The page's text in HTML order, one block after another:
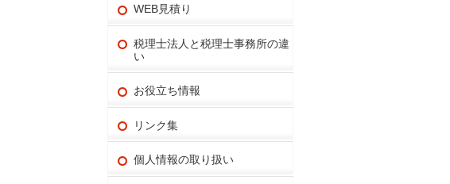
WEB見積り
税理士法人と税理士事務所の違
い
お役立ち情報
リンク集
個人情報の取り扱い